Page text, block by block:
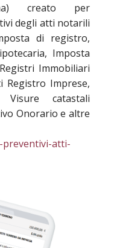
creato per
degli atti notarili
di registro,
Imposta
Immobiliari
Imprese,
Visure catastali
Onorario e altre
atti-